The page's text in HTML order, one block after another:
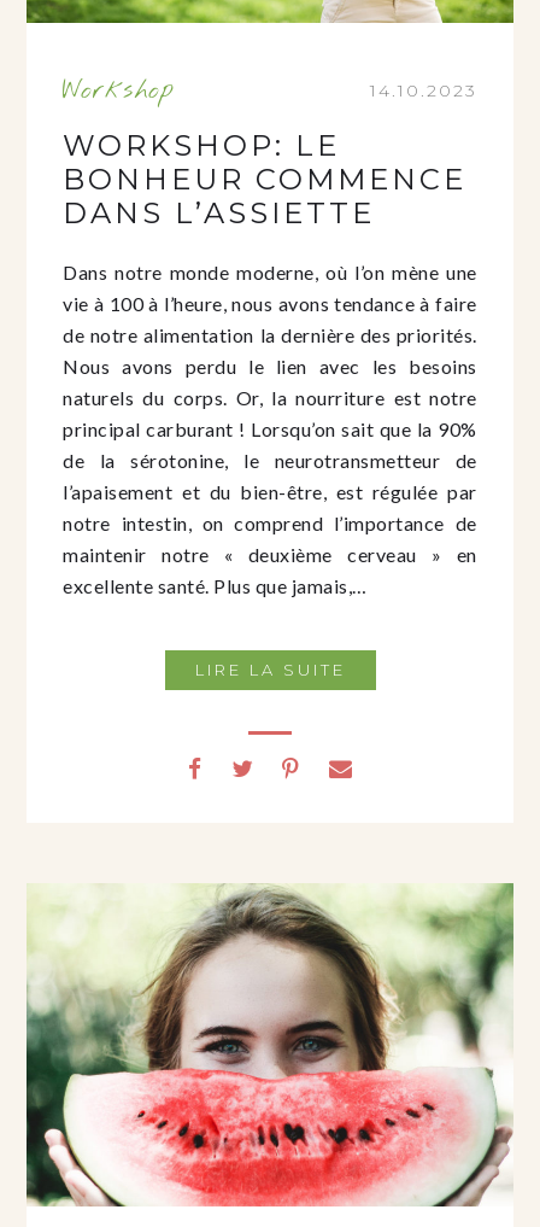
Workshop 14.10.2023
WORKSHOP: LE
BONHEUR COMMENCE
DANS L’ASSIETTE
Dans notre monde moderne, où l’on mène une
vie à 100 à l’heure, nous avons tendance à faire
de notre alimentation la dernière des priorités.
Nous avons perdu le lien avec les besoins
naturels du corps. Or, la nourriture est notre
principal carburant ! Lorsqu’on sait que la 90%
de la sérotonine, le neurotransmetteur de
l’apaisement et du bien-être, est régulée par
notre intestin, on comprend l’importance de
maintenir notre « deuxième cerveau » en
excellente santé. Plus que jamais,…
LIRE LA SUITE